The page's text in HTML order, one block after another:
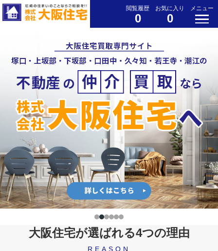
閲覧履歴
0
お気に入り
0
メニュー
大阪住宅が選ばれる4つの理由
REASON